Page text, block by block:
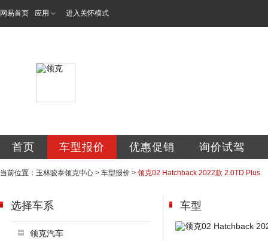
网易首页 应用 进入关怀模式
首页 车型报价 优惠促销 询价试驾
当前位置： 玉林骏泰领克中心 > 车型报价 > 领克02 Hatchback 2022款 2.0TD Plus
选择车系
领克汽车
车型